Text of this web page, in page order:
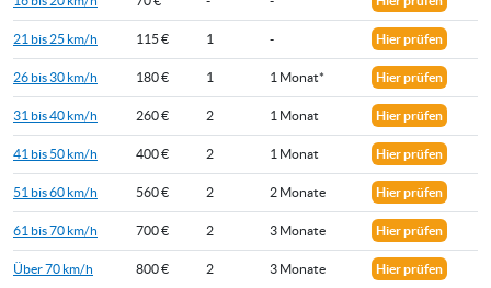
21 bis 25 km/h 115 € 1 - Hier prüfen
26 bis 30 km/h 180 € 1 1 Monat* Hier prüfen
31 bis 40 km/h 260 € 2 1 Monat Hier prüfen
41 bis 50 km/h 400 € 2 1 Monat Hier prüfen
51 bis 60 km/h 560 € 2 2 Monate Hier prüfen
61 bis 70 km/h 700 € 2 3 Monate Hier prüfen
Über 70 km/h 800 € 2 3 Monate Hier prüfen